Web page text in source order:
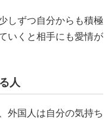
しずつ自分からも積極
いくと相手にも愛情が
人
外国人は自分の気持ち